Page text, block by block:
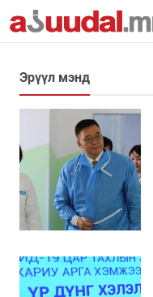
Эрүүл мэнд